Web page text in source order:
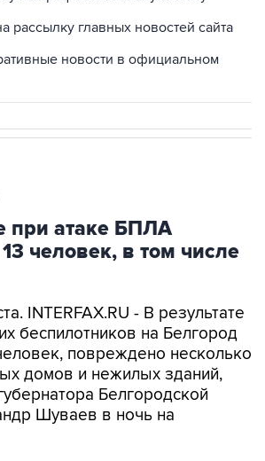
новости в официальном
при атаке БПЛА
человек, в том числе
INTERFAX.RU - В результате
повреждено несколько
домов и нежилых зданий,
Белгородской
Шуваев в ночь на
под массированной атакой